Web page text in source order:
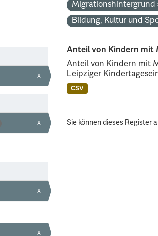
x
x
x
x
Migrationshintergrund
Bildung, Kultur und
Anteil von Kindern mit
Anteil von Kindern mit
Leipziger
CSV
Sie können dieses Register